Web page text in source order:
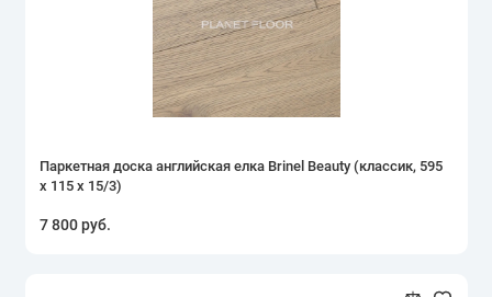
Паркетная доска английская елка Brinel Beauty (классик, 595
х 115 х 15/3)
7 800 руб.